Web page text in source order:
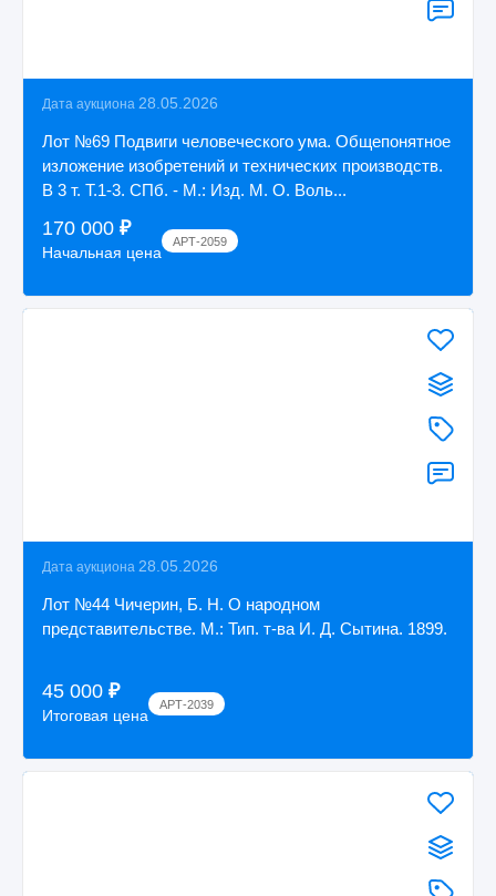
Дата аукциона 28.05.2026
Лот №69 Подвиги человеческого ума. Общепонятное
изложение изобретений и технических производств.
В 3 т. Т.1-3. СПб. - М.: Изд. М. О. Воль...
170 000 ₽
Начальная цена
АРТ-2059
Дата аукциона 28.05.2026
Лот №44 Чичерин, Б. Н. О народном
представительстве. М.: Тип. т-ва И. Д. Сытина. 1899.
45 000 ₽
Итоговая цена
АРТ-2039